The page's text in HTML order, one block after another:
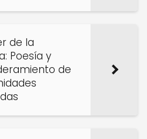
de la
Poesía y
de